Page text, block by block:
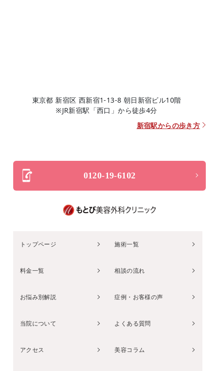
東京都 新宿区 西新宿1-13-8 朝日新宿ビル10階
※JR新宿駅「西口」から徒歩4分
新宿駅からの歩き方
0120-19-6102
トップページ 施術一覧
料金一覧 相談の流れ
お悩み別解説 症例・お客様の声
当院について よくある質問
アクセス 美容コラム